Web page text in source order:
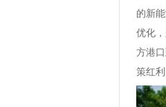
的新
优化
方港
策红